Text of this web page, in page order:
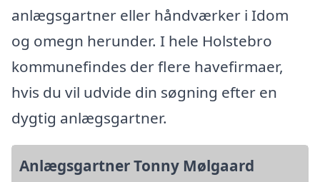
anlægsgartner eller håndværker i Idom
og omegn herunder. I hele Holstebro
kommunefindes der flere havefirmaer,
hvis du vil udvide din søgning efter en
dygtig anlægsgartner.
Anlægsgartner Tonny Mølgaard